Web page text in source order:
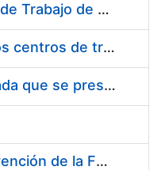
Suministro de Protectores Auditivos a medida para las personas trabajadoras de los Centros de Trabajo de Madrid y Burgos
Suministro de gafas graduadas antiproyecciones para los trabajadores de la FNMT-RCM en los centros de trabajo de Madrid y Burgos
Servicios de una empresa externa para el asesoramiento y resolución de los recursos de alzada que se presentan relacionados con procesos de selección para la FNMT-RCM
Servicio de Calibración y Verificación Externa de los Equipos de Medición del Servicio de Prevención de la FNMT-RCM